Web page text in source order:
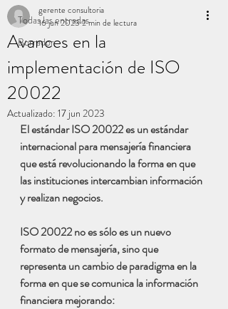
Todas las entradas
Borrador
Avances en la
implementación de ISO
20022
gerente consultoria
16 jun 20232 min de lectura
Actualizado: 17 jun 2023
El estándar ISO 20022 es un estándar
internacional para mensajería financiera
que está revolucionando la forma en que
las instituciones intercambian información
y realizan negocios.
ISO 20022 no es sólo es un nuevo
formato de mensajería, sino que
representa un cambio de paradigma en la
forma en que se comunica la información
financiera mejorando: